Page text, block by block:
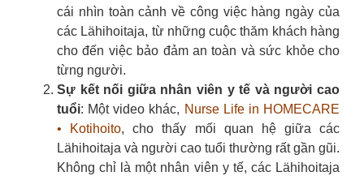
cái nhìn toàn cảnh về công việc hàng ngày của
các Lähihoitaja, từ những cuộc thăm khách hàng
cho đến việc bảo đảm an toàn và sức khỏe cho
từng người.
Sự kết nối giữa nhân viên y tế và người cao
tuổi: Một video khác, Nurse Life in HOMECARE
• Kotihoito, cho thấy mối quan hệ giữa các
Lähihoitaja và người cao tuổi thường rất gần gũi.
Không chỉ là một nhân viên y tế, các Lähihoitaja